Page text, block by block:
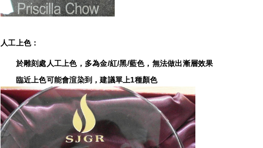
人工上色：
於雕刻處人工上色，多為金/紅/黑/藍色，無法做出漸層效果
臨近上色可能會渲染到，建議單上1種顏色